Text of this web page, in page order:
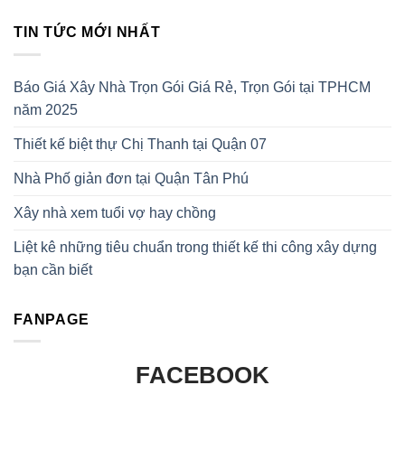
TIN TỨC MỚI NHẤT
Báo Giá Xây Nhà Trọn Gói Giá Rẻ, Trọn Gói tại TPHCM
năm 2025
Thiết kế biệt thự Chị Thanh tại Quận 07
Nhà Phố giản đơn tại Quận Tân Phú
Xây nhà xem tuổi vợ hay chồng
Liệt kê những tiêu chuẩn trong thiết kế thi công xây dựng
bạn cần biết
FANPAGE
FACEBOOK